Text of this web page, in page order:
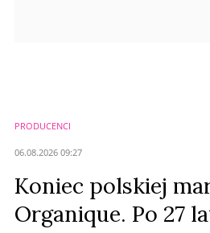
PRODUCENCI
06.08.2026 09:27
Koniec polskiej
Organique. Po 27